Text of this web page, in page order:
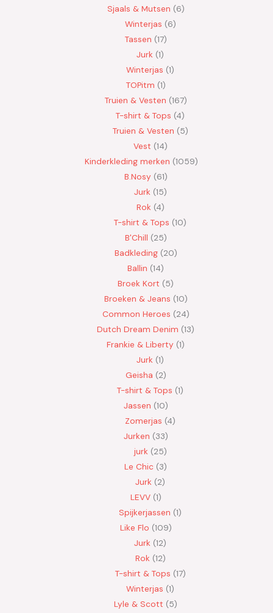
Sjaals & Mutsen 6
Winterjas 6
Tassen 17
Jurk 1
Winterjas 1
TOPitm 1
Truien & Vesten 167
T-shirt & Tops 4
Truien & Vesten 5
Vest 14
Kinderkleding merken 1059
B.Nosy 61
Jurk 15
Rok 4
T-shirt & Tops 10
B'Chill 25
Badkleding 20
Ballin 14
Broek Kort 5
Broeken & Jeans 10
Common Heroes 24
Dutch Dream Denim 13
Frankie & Liberty 1
Jurk 1
Geisha 2
T-shirt & Tops 1
Jassen 10
Zomerjas 4
Jurken 33
jurk 25
Le Chic 3
Jurk 2
LEVV 1
Spijkerjassen 1
Like Flo 109
Jurk 12
Rok 12
T-shirt & Tops 17
Winterjas 1
Lyle & Scott 5